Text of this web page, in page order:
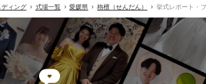
ディング 式場一覧 愛媛県 栴檀（せんだん） 挙式レポート・